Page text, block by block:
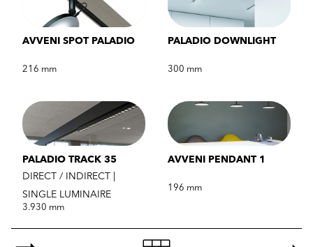
AVVENI SPOT PALADIO
216 mm
PALADIO DOWNLIGHT
300 mm
PALADIO TRACK 35
DIRECT / INDIRECT |
SINGLE LUMINAIRE
3.930 mm
AVVENI PENDANT 1
196 mm